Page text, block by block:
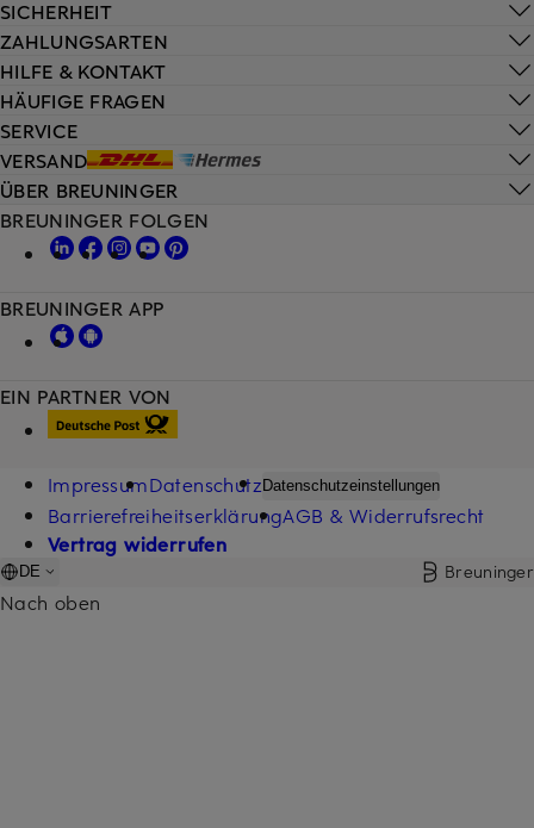
HILFE & KONTAKT
HÄUFIGE FRAGEN
SERVICE
VERSAND
SICHERHEIT
ZAHLUNGSARTEN
ÜBER BREUNINGER
EIN PARTNER VON
BREUNINGER FOLGEN
BREUNINGER APP
ImpressumDatenschutz Datenschutzeinstellungen
BarrierefreiheitserklärungAGB & Widerrufsrecht
Vertrag widerrufen
DE Breuninger
Nach oben